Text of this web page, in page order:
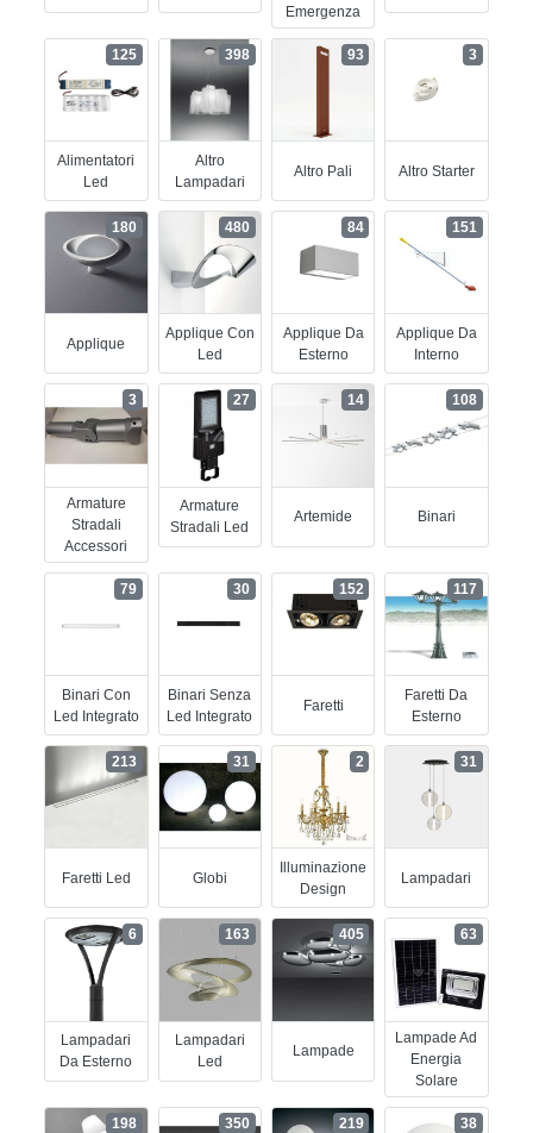
Emergenza
Alimentatori
Led
125
Altro
Lampadari
398
Altro Pali
93
Altro Starter
3
Applique
180
Applique Con
Led
480
Applique Da
Esterno
84
Applique Da
Interno
151
Armature
Stradali
Accessori
3
Armature
Stradali Led
27
Artemide
14
Binari
108
Binari Con
Led Integrato
79
Binari Senza
Led Integrato
30
Faretti
152
Faretti Da
Esterno
117
Faretti Led
213
Globi
31
Illuminazione
Design
2
Lampadari
31
Lampadari
Da Esterno
6
Lampadari
Led
163
Lampade
405
Lampade Ad
Energia
Solare
63
198 350 219 38